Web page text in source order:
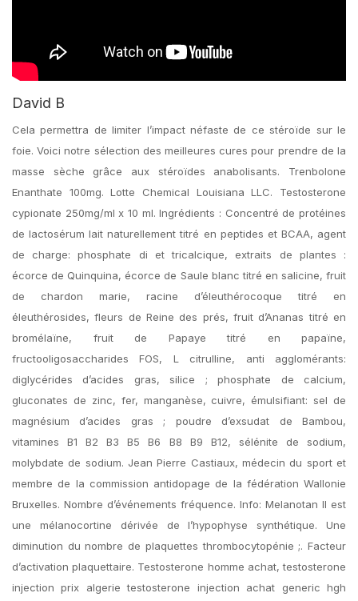
David B
Cela permettra de limiter l’impact néfaste de ce stéroïde sur le
foie. Voici notre sélection des meilleures cures pour prendre de la
masse sèche grâce aux stéroïdes anabolisants. Trenbolone
Enanthate 100mg. Lotte Chemical Louisiana LLC. Testosterone
cypionate 250mg/ml x 10 ml. Ingrédients : Concentré de protéines
de lactosérum lait naturellement titré en peptides et BCAA, agent
de charge: phosphate di et tricalcique, extraits de plantes :
écorce de Quinquina, écorce de Saule blanc titré en salicine, fruit
de chardon marie, racine d’éleuthérocoque titré en
éleuthérosides, fleurs de Reine des prés, fruit d’Ananas titré en
bromélaïne, fruit de Papaye titré en papaïne,
fructooligosaccharides FOS, L citrulline, anti agglomérants:
diglycérides d’acides gras, silice ; phosphate de calcium,
gluconates de zinc, fer, manganèse, cuivre, émulsifiant: sel de
magnésium d’acides gras ; poudre d’exsudat de Bambou,
vitamines B1 B2 B3 B5 B6 B8 B9 B12, sélénite de sodium,
molybdate de sodium. Jean Pierre Castiaux, médecin du sport et
membre de la commission antidopage de la fédération Wallonie
Bruxelles. Nombre d’événements fréquence. Info: Melanotan II est
une mélanocortine dérivée de l’hypophyse synthétique. Une
diminution du nombre de plaquettes thrombocytopénie ;. Facteur
d’activation plaquettaire. Testosterone homme achat, testosterone
injection prix algerie testosterone injection achat generic hgh